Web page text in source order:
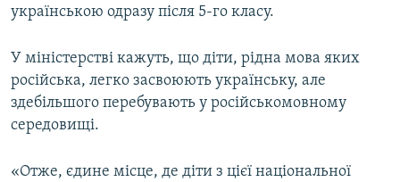
українською одразу після 5-го класу.
У міністерстві кажуть, що діти, рідна мова яких
російська, легко засвоюють українську, але
здебільшого перебувають у російськомовному
середовищі.
«Отже, єдине місце, де діти з цієї національної